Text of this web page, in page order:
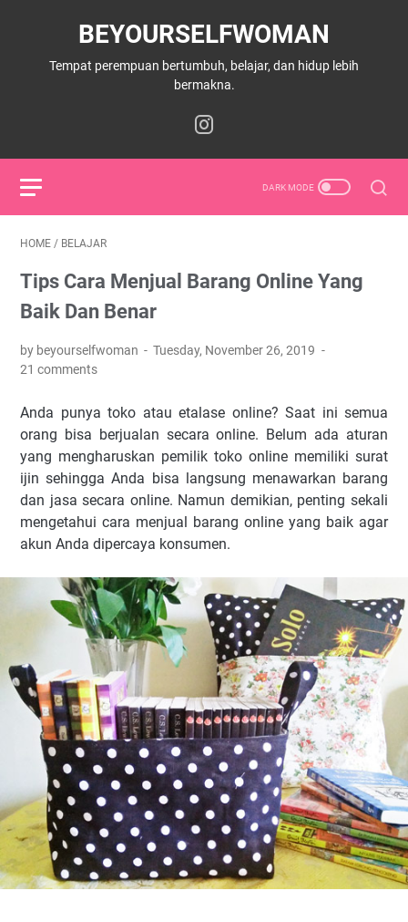
BEYOURSELFWOMAN
Tempat perempuan bertumbuh, belajar, dan hidup lebih
bermakna.
HOME / BELAJAR
Tips Cara Menjual Barang Online Yang
Baik Dan Benar
by beyourselfwoman
Tuesday, November 26, 2019
21 comments
Anda punya toko atau etalase online? Saat ini semua
orang bisa berjualan secara online. Belum ada aturan
yang mengharuskan pemilik toko online memiliki surat
ijin sehingga Anda bisa langsung menawarkan barang
dan jasa secara online. Namun demikian, penting sekali
mengetahui cara menjual barang online yang baik agar
akun Anda dipercaya konsumen.